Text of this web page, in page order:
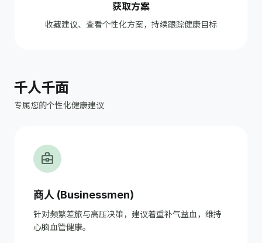
获取方案
收藏建议、查看个性化方案，持续跟踪健康目标
千人千面
专属您的个性化健康建议
business_center
商人 (Businessmen)
针对频繁差旅与高压决策，建议着重补气益血，维持
心脑血管健康。